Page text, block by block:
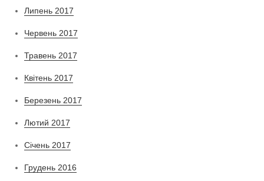
Липень 2017
Червень 2017
Травень 2017
Квітень 2017
Березень 2017
Лютий 2017
Січень 2017
Грудень 2016